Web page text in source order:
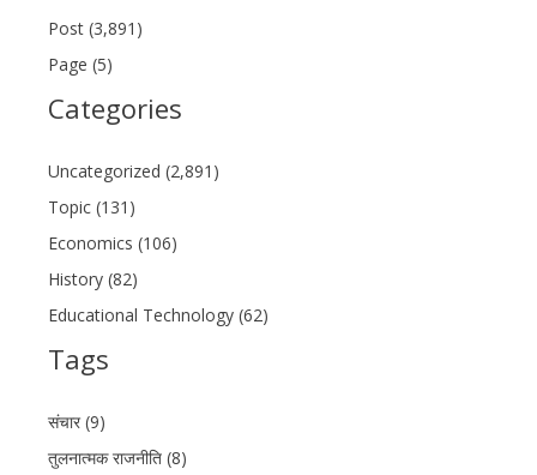
Post (3,891)
Page (5)
Categories
Uncategorized (2,891)
Topic (131)
Economics (106)
History (82)
Educational Technology (62)
Tags
संचार (9)
तुलनात्मक राजनीति (8)